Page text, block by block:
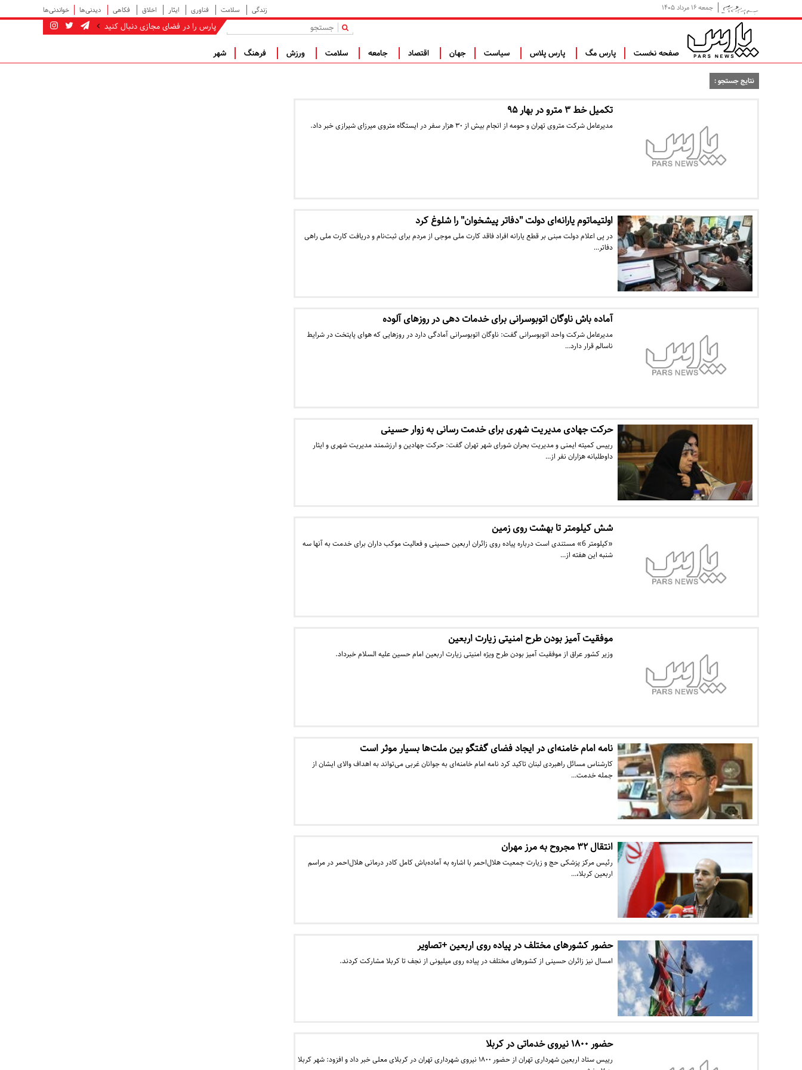
جمعه ۱۶ مرداد ۱۴۰۵ زندگی سلامت فناوری ایثار اخلاق فکاهی دیدنی‌ها خواندنی‌ها
پارس را در فضای مجازی دنبال کنید |
صفحه نخست پارس مگ پارس پلاس سیاست جهان اقتصاد جامعه سلامت ورزش فرهنگ شهر
نتایج جستجو :
تکمیل خط ۳ مترو در بهار ۹۵
مدیرعامل شرکت متروی تهران و حومه از انجام بیش از ۳۰ هزار سفر در ایستگاه متروی میرزای شیرازی خبر داد.
اولتیماتوم یارانه‌ای دولت "دفاتر پیشخوان" را شلوغ کرد
در پی اعلام دولت مبنی بر قطع یارانه افراد فاقد کارت ملی موجی از مردم برای ثبت‌نام و دریافت کارت ملی راهی
دفاتر…
آماده باش ناوگان اتوبوسرانی برای خدمات دهی در روزهای آلوده
مدیرعامل شرکت واحد اتوبوسرانی گفت: ناوگان اتوبوسرانی آمادگی دارد در روزهایی که هوای پایتخت در شرایط
ناسالم قرار دارد…
حرکت جهادی مدیریت شهری برای خدمت رسانی به زوار حسینی
رییس کمیته ایمنی و مدیریت بحران شورای شهر تهران گفت: حرکت جهادین و ارزشمند مدیریت شهری و ایثار
داوطلبانه هزاران نفر از…
شش کیلومتر تا بهشت روی زمین
«کیلومتر 6» مستندی است درباره پیاده روی زائران اربعین حسینی و فعالیت موکب داران برای خدمت به آنها سه
شنبه این هفته از…
موفقیت آمیز بودن طرح امنیتی زیارت اربعین
وزیر کشور عراق از موفقیت آمیز بودن طرح ویژه امنیتی زیارت اربعین امام حسین علیه السلام خبرداد.
نامه امام خامنه‌ای در ایجاد فضای گفتگو بین ملت‌ها بسیار موثر است
کارشناس مسائل راهبردی لبنان تاکید کرد نامه امام خامنه‌ای به جوانان غربی می‌تواند به اهداف والای ایشان از
جمله خدمت…
انتقال ۳۲ مجروح به مرز مهران
رئیس مرکز پزشکی حج و زیارت جمعیت هلال‌احمر با اشاره به آماده‌باش کامل کادر درمانی هلال‌احمر در مراسم
اربعین کربلا،…
حضور کشورهای مختلف در پیاده روی اربعین +تصاویر
امسال نیز زائران حسینی از کشورهای مختلف در پیاده روی میلیونی از نجف تا کربلا مشارکت کردند.
حضور ١٨٠٠ نیروی خدماتی در کربلا
رییس ستاد اربعین شهرداری تهران از حضور ١٨٠٠ نیروی شهرداری تهران در کربلای معلی خبر داد و افزود: شهر کربلا